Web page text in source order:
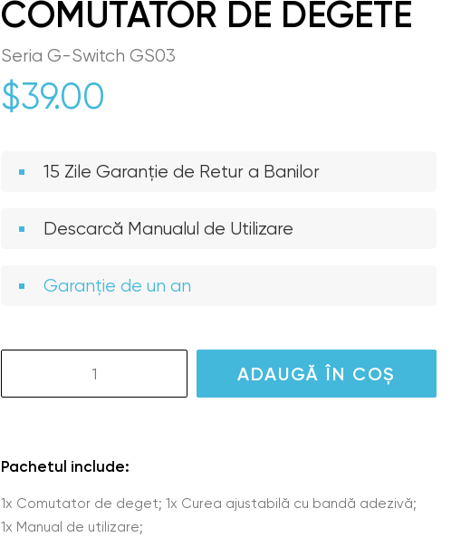
COMUTATOR DE DEGETE
Seria G-Switch GS03
$39.00
15 Zile Garanție de Retur a Banilor
Descarcă Manualul de Utilizare
Garanție de un an
ADAUGĂ ÎN COȘ
Pachetul include:
1x Comutator de deget; 1x Curea ajustabilă cu bandă adezivă;
1x Manual de utilizare;